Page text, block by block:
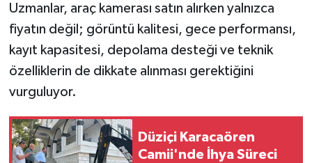
Uzmanlar, araç kamerası satın alırken yalnızca
fiyatın değil; görüntü kalitesi, gece performansı,
kayıt kapasitesi, depolama desteği ve teknik
özelliklerin de dikkate alınması gerektiğini
vurguluyor.
Düziçi Karacaören
Camii'nde İhya Süreci